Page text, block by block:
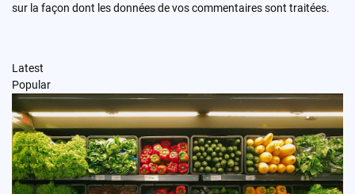
sur la façon dont les données de vos commentaires sont traitées.
Latest
Popular